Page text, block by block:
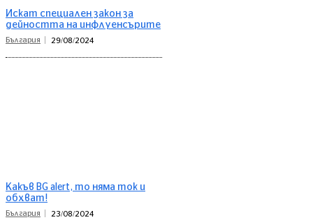
Искат специален закон за
дейността на инфлуенсърите
България 29/08/2024
Какъв BG alert, то няма ток и
обхват!
България 23/08/2024